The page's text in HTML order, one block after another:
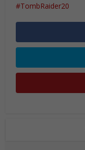
TombRaider20